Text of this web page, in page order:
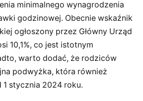
minimalnego wynagrodzenia
godzinowej. Obecnie wskaźnik
ogłoszony przez Główny Urząd
10,1%, co jest istotnym
warto dodać, że rodziców
podwyżka, która również
stycznia 2024 roku.